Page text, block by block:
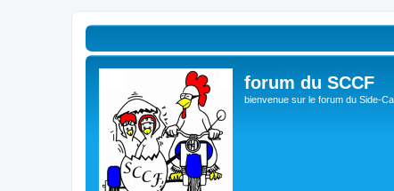
forum du SCCF
bienvenue sur le forum du Side-